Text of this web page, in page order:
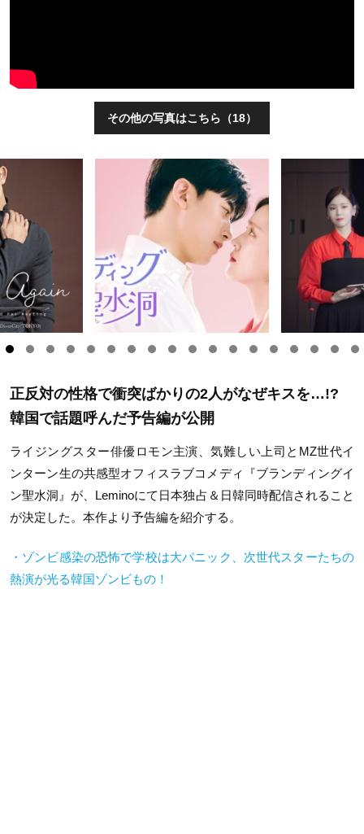
その他の写真はこちら（18）
正反対の性格で衝突ばかりの2人がなぜキスを…!?
韓国で話題呼んだ予告編が公開
ライジングスター俳優ロモン主演、気難しい上司とMZ世代イ
ンターン生の共感型オフィスラブコメディ『ブランディングイ
ン聖水洞』が、Leminoにて日本独占＆日韓同時配信されること
が決定した。本作より予告編を紹介する。
・ゾンビ感染の恐怖で学校は大パニック、次世代スターたちの
熱演が光る韓国ゾンビもの！